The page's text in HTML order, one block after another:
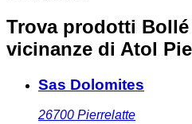
Trova prodotti
vicinanze di Atol
Sas Dolomites
26700 Pierrelatte